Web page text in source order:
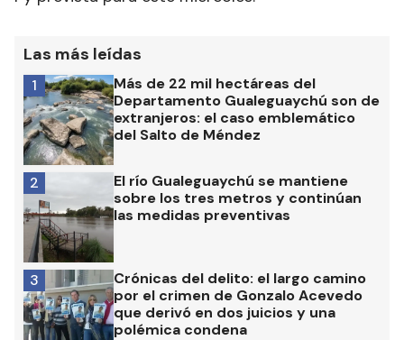
Las más leídas
Más de 22 mil hectáreas del
Departamento Gualeguaychú son de
extranjeros: el caso emblemático
del Salto de Méndez
1
El río Gualeguaychú se mantiene
sobre los tres metros y continúan
las medidas preventivas
2
Crónicas del delito: el largo camino
por el crimen de Gonzalo Acevedo
que derivó en dos juicios y una
polémica condena
3